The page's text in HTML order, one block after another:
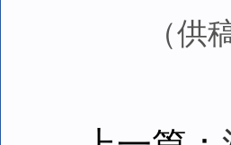
（供稿